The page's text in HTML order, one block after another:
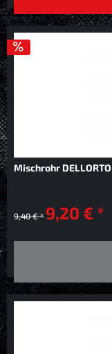
Mischrohr
9,40 € * 9,20 € *